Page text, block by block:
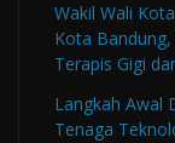
Wakil Wali
Kota
Terapis Gigi
Langkah Awal
Tenaga